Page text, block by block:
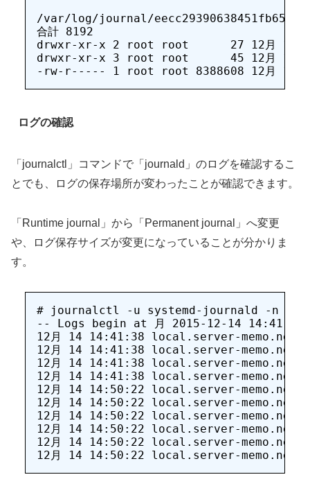
/var/log/journal/
合計 8192
drwxr-xr-x 2 root root      27 12月 14
drwxr-xr-x 3 root root      45 12月 14
ログの確認
「journalctl」コマンドで「journald」のログを確認するこ
とでも、ログの保存場所が変わったことが確認できます。
「Runtime journal」から「Permanent journal」へ変更
や、ログ保存サイズが変更になっていることが分かりま
す。
# journalctl -u systemd-journald -n
-- Logs begin at 月 2015-12-14
12月 14 14:41:38 local.server-
12月 14 14:41:38 local.server-
12月 14 14:41:38 local.server-
12月 14 14:41:38 local.server-
12月 14 14:50:22 local.server-
12月 14 14:50:22 local.server-
12月 14 14:50:22 local.server-
12月 14 14:50:22 local.server-
12月 14 14:50:22 local.server-